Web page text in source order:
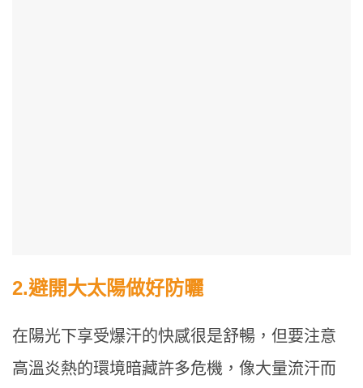
2.避開大太陽做好防曬
在陽光下享受爆汗的快感很是舒暢，但要注意
高溫炎熱的環境暗藏許多危機，像大量流汗而